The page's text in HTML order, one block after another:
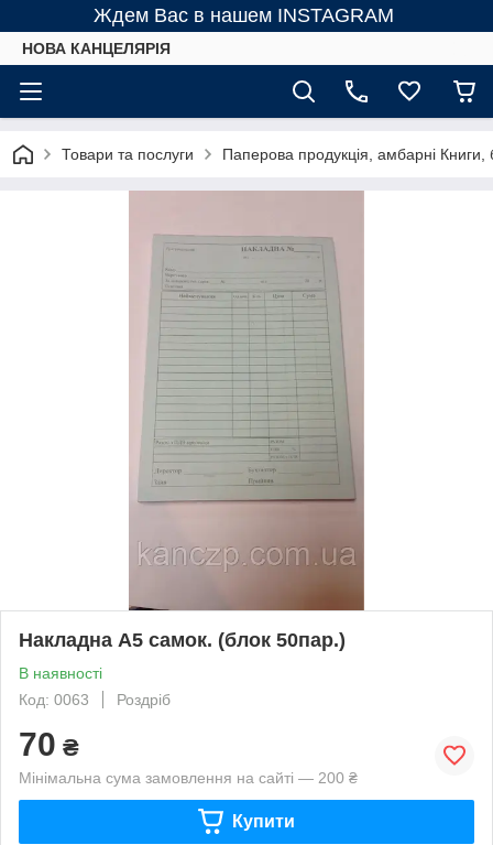
Ждем Вас в нашем INSTAGRAM
НОВА КАНЦЕЛЯРІЯ
Товари та послуги Паперова продукція, амбарні Книги,
Накладна А5 самок. (блок 50пар.)
В наявності
Код: 0063
Роздріб
70 ₴
Мінімальна сума замовлення на сайті — 200 ₴
Купити